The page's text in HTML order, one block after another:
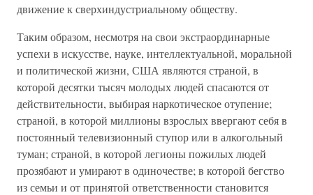
движение к сверхиндустриальному обществу.
Таким образом, несмотря на свои экстраординарные
успехи в искусстве, науке, интеллектуальной, моральной
и политической жизни, США являются страной, в
которой десятки тысяч молодых людей спасаются от
действительности, выбирая наркотическое отупение;
страной, в которой миллионы взрослых ввергают себя в
постоянный телевизионный ступор или в алкогольный
туман; страной, в которой легионы пожилых людей
прозябают и умирают в одиночестве; в которой бегство
из семьи и от принятой ответственности становится